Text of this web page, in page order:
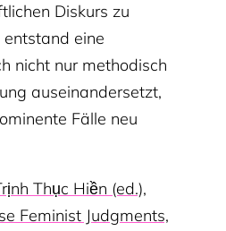
Diskurs zu
eine
nicht nur methodisch
auseinandersetzt,
Fälle neu
Thục Hiền (ed.),
Feminist Judgments,